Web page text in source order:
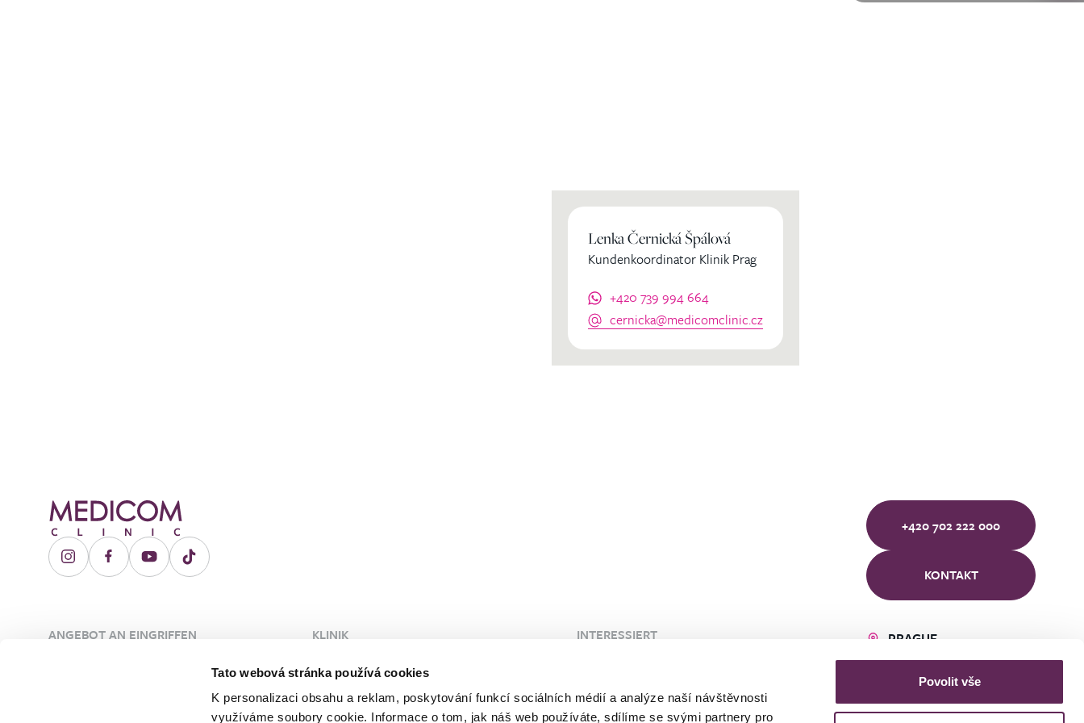
Tato webová stránka používá cookies
K personalizaci obsahu a reklam, poskytování funkcí sociálních médií a analýze naší návštěvnosti
využíváme soubory cookie. Informace o tom, jak náš web používáte, sdílíme se svými partnery pro
Povolit vše
Lenka Černická Špálová
Kundenkoordinator Klinik Prag
+420 739 994 664
cernicka@medicomclinic.cz
ANGEBOT AN EINGRIFFEN KLINIK
Über die Klinik
Ärzte
Unsere Kunden
INTERESSIERT
FAQ
Probleme
PRAGUE
BRNO
ÚSTÍ NAD LABEM
+420 702 222 000
KONTAKT